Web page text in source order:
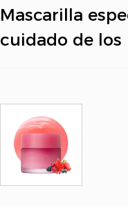
Mascarilla
cuidado de los